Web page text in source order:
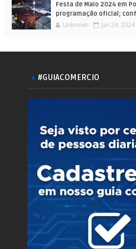
Festa de Maio 2024 em
programação oficial;
Unknown Jan 29, 2024
#GUIACOMERCIO